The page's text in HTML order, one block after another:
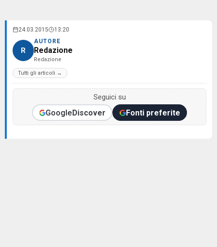
24.03.2015 13:20
R
AUTORE
Redazione
Redazione
Tutti gli articoli →
Seguici su
GoogleDiscover Fonti preferite